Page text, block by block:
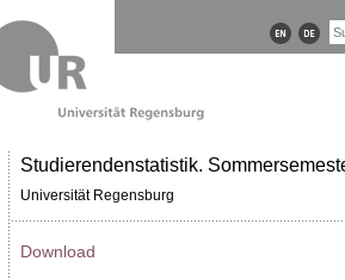
Studierendenstatistik.
Universität Regensburg
Download